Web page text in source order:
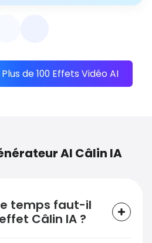
de 100 Effets Vidéo AI
AI Câlin IA
temps faut-il
Câlin IA ?